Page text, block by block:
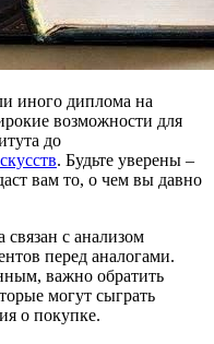
иного диплома на
возможности для
до
. Будьте уверены –
вам то, о чем вы давно
с анализом
перед аналогами.
важно обратить
могут сыграть
о покупке.